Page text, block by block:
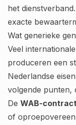
het
exacte
Wat generieke
Veel
produceren een
Nederlandse
volgende punten,
De WAB-
of